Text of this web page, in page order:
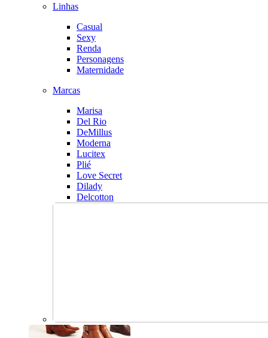
Linhas
Casual
Sexy
Renda
Personagens
Maternidade
Marcas
Marisa
Del Rio
DeMillus
Moderna
Lucitex
Plié
Love Secret
Dilady
Delcotton